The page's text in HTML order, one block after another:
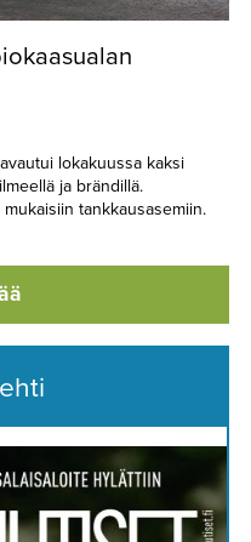
lokakuussa kaksi
ja brändillä.
tankkausasemiin.